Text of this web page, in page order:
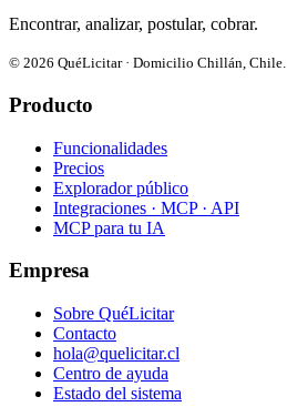
Encontrar, analizar, postular, cobrar.
© 2026 QuéLicitar · Domicilio Chillán, Chile.
Producto
Funcionalidades
Precios
Explorador público
Integraciones · MCP · API
MCP para tu IA
Empresa
Sobre QuéLicitar
Contacto
hola@quelicitar.cl
Centro de ayuda
Estado del sistema